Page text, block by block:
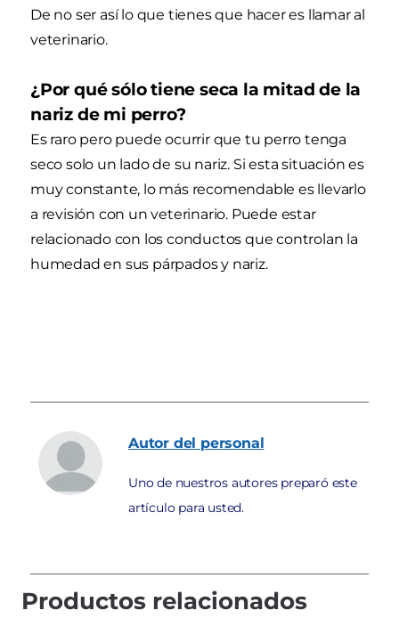
De no ser así lo que tienes que hacer es llamar al
veterinario.
¿Por qué sólo tiene seca la mitad de la
nariz de mi perro?
Es raro pero puede ocurrir que tu perro tenga
seco solo un lado de su nariz. Si esta situación es
muy constante, lo más recomendable es llevarlo
a revisión con un veterinario. Puede estar
relacionado con los conductos que controlan la
humedad en sus párpados y nariz.
Autor del personal
Uno de nuestros autores preparó este
artículo para usted.
Productos relacionados